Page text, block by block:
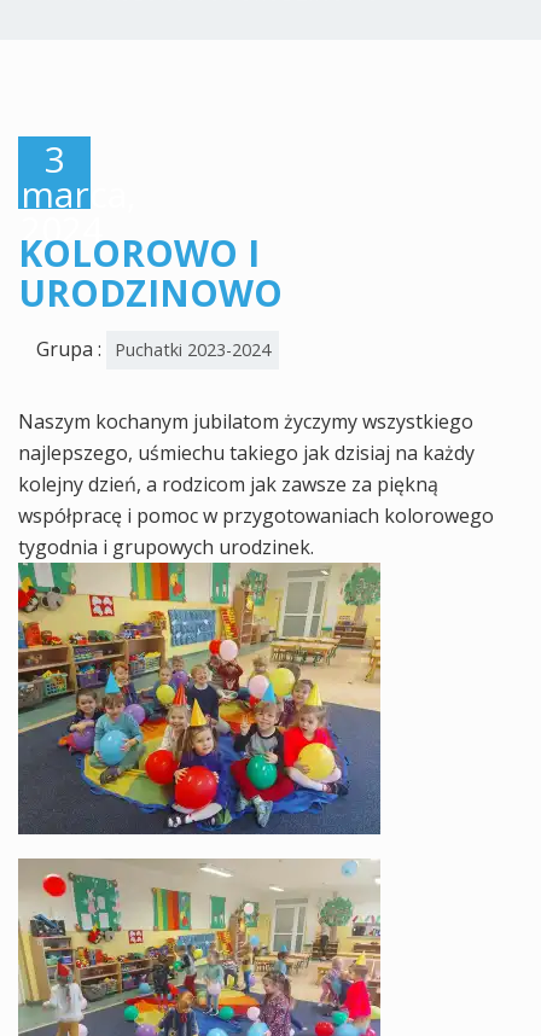
3
marca,
2024
KOLOROWO I
URODZINOWO
Grupa : Puchatki 2023-2024
Naszym kochanym jubilatom życzymy wszystkiego
najlepszego, uśmiechu takiego jak dzisiaj na każdy
kolejny dzień, a rodzicom jak zawsze za piękną
współpracę i pomoc w przygotowaniach kolorowego
tygodnia i grupowych urodzinek.